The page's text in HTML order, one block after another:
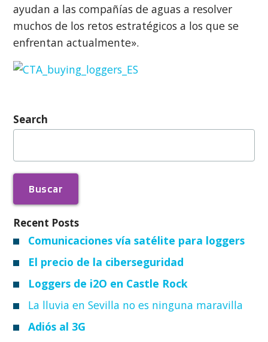
ayudan a las compañías de aguas a resolver
muchos de los retos estratégicos a los que se
enfrentan actualmente».
Search
Buscar:
Recent Posts
Comunicaciones vía satélite para loggers
El precio de la ciberseguridad
Loggers de i2O en Castle Rock
La lluvia en Sevilla no es ninguna maravilla
Adiós al 3G